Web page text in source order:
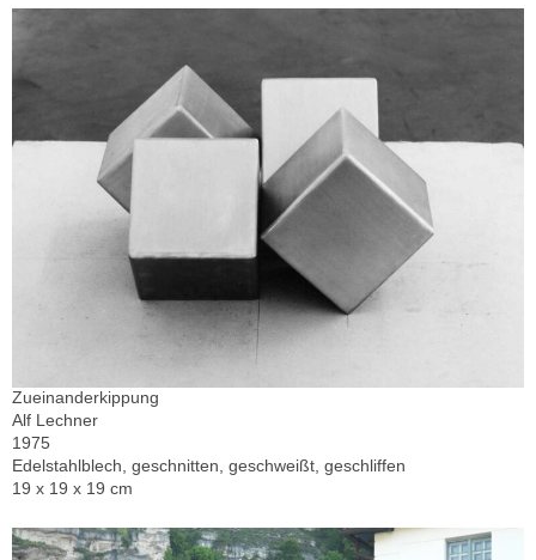
Zueinanderkippung
Alf Lechner
1975
Edelstahlblech, geschnitten, geschweißt, geschliffen
19 x 19 x 19 cm